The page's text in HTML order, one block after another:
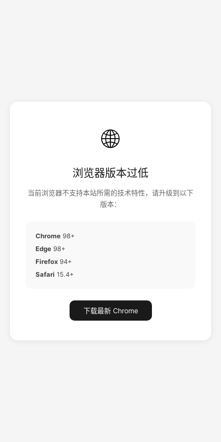
🌐
浏览器版本过低
当前浏览器不支持本站所需的技术特性，请升级到以下
版本：
Chrome 98+
Edge 98+
Firefox 94+
Safari 15.4+
下载最新 Chrome